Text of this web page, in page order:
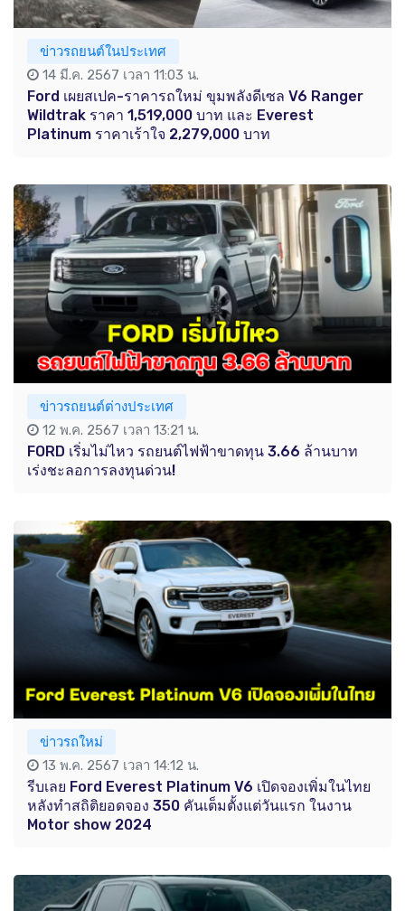
ข่าวรถยนต์ในประเทศ
14 มี.ค. 2567 เวลา 11:03 น.
Ford เผยสเปค-ราคารถใหม่ ขุมพลังดีเซล V6 Ranger
Wildtrak ราคา 1,519,000 บาท และ Everest
Platinum ราคาเร้าใจ 2,279,000 บาท
ข่าวรถยนต์ต่างประเทศ
12 พ.ค. 2567 เวลา 13:21 น.
FORD เริ่มไม่ไหว รถยนต์ไฟฟ้าขาดทุน 3.66 ล้านบาท
เร่งชะลอการลงทุนด่วน!
ข่าวรถใหม่
13 พ.ค. 2567 เวลา 14:12 น.
รีบเลย Ford Everest Platinum V6 เปิดจองเพิ่มในไทย
หลังทำสถิติยอดจอง 350 คันเต็มตั้งแต่วันแรก ในงาน
Motor show 2024